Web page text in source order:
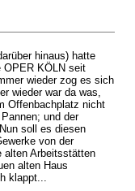
hinaus) hatte
OPER KÖLN seit
wieder zog es sich
wieder war da was,
Offenbachplatz nicht
und der
soll es diesen
von der
alten Arbeitsstätten
alten Haus
klappt...